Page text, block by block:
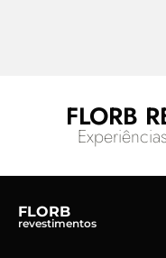
FLORB
FLORB
revestimentos